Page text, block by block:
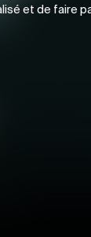
et de faire